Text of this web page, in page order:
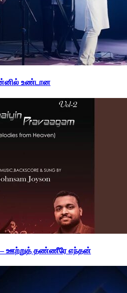
உண்டான
– ஊற்றுத் தண்ணீரே எந்தன்